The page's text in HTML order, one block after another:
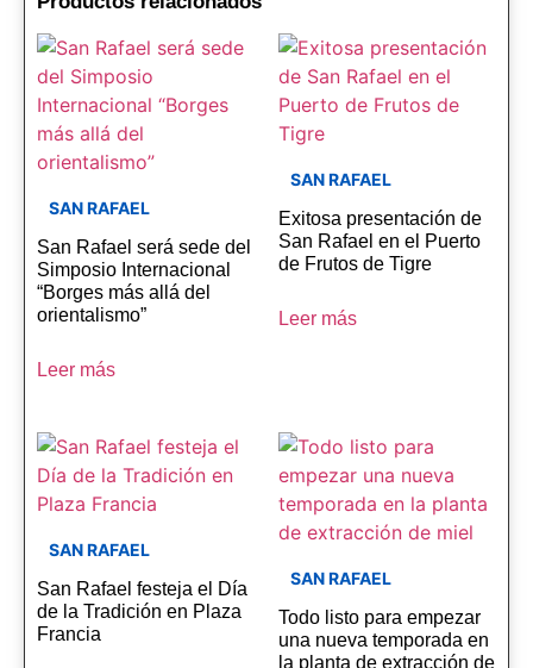
SAN RAFAEL
San Rafael será sede del
Simposio Internacional
“Borges más allá del
orientalismo”
Leer más
SAN RAFAEL
Exitosa presentación de
San Rafael en el Puerto
de Frutos de Tigre
Leer más
SAN RAFAEL
San Rafael festeja el Día
de la Tradición en Plaza
Francia
SAN RAFAEL
Todo listo para empezar
una nueva temporada en
la planta de extracción de